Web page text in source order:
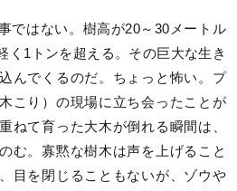
ではない。樹高が20～30メートル
く1トンを超える。その巨大な生き
んでくるのだ。ちょっと怖い。プ
こり）の現場に立ち会ったことが
ねて育った大木が倒れる瞬間は、
む。寡黙な樹木は声を上げること
目を閉じることもないが、ゾウや